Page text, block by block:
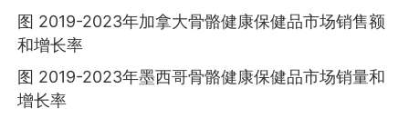
图 2019-2023年加拿大骨骼健康保健品市场销售额
和增长率
图 2019-2023年墨西哥骨骼健康保健品市场销量和
增长率